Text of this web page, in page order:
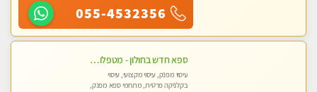
055-4532356
ספא חדש בחולון - מטפלות מקצועיות ברמה גבוהה מומלץ מאוד !!! . . highly recommended..new in the city -אין פרטים נוספים במקום -ללא מין !!ממתינה לך שתגיע
עיסוי מפנק, עיסוי מקצועי, עיסוי
בקלניקה פרטית, מתחמי ספא מפנק,